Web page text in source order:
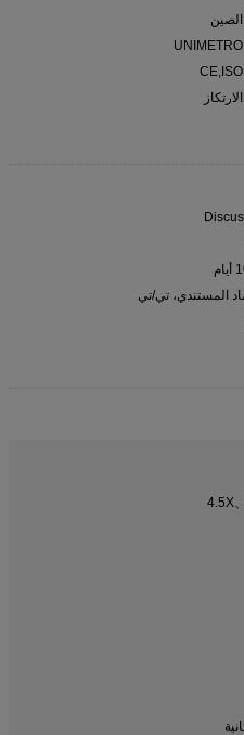
الصين
UNIMETRO
CE,ISO
الارتكاز
المستندي، تي/تي